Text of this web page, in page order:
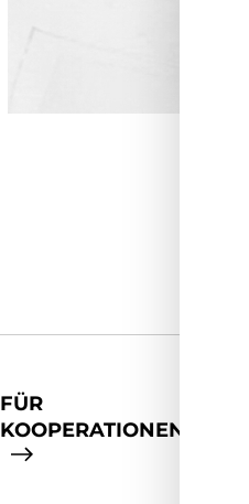
FÜR
KOOPERATIONEN